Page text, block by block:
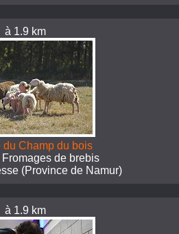
à 1.9 km
du Champ du bois
Fromages de brebis
(Province de Namur)
à 1.9 km